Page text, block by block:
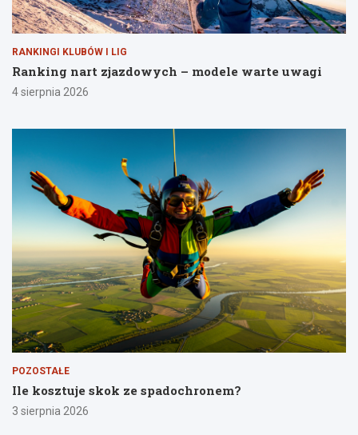
RANKINGI KLUBÓW I LIG
Ranking nart zjazdowych – modele warte uwagi
4 sierpnia 2026
POZOSTAŁE
Ile kosztuje skok ze spadochronem?
3 sierpnia 2026